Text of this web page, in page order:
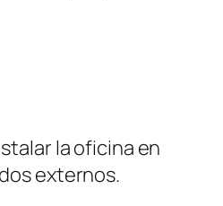
la oficina en
externos.